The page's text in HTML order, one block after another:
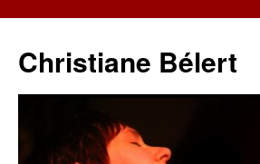
Christiane Bélert